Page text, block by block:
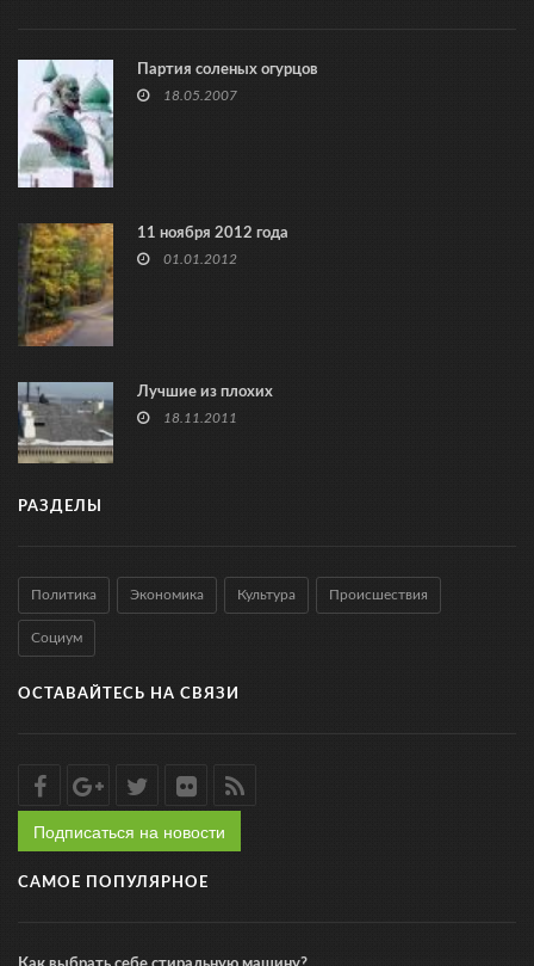
Партия соленых огурцов
18.05.2007
11 ноября 2012 года
01.01.2012
Лучшие из плохих
18.11.2011
РАЗДЕЛЫ
Политика Экономика Культура Происшествия
Социум
ОСТАВАЙТЕСЬ НА СВЯЗИ
Подписаться на новости
САМОЕ ПОПУЛЯРНОЕ